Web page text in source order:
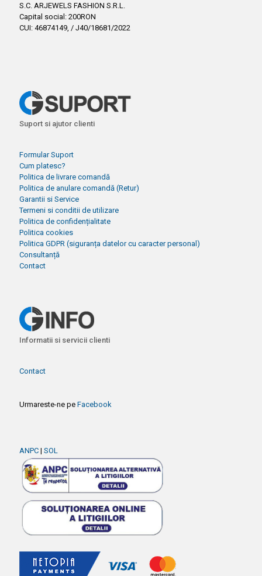
S.C. ARJEWELS FASHION S.R.L.
Capital social: 200RON
CUI: 46874149, / J40/18681/2022
Suport si ajutor clienti
Formular Suport
Cum platesc?
Politica de livrare comandă
Politica de anulare comandă (Retur)
Garantii si Service
Termeni si conditii de utilizare
Politica de confidențialitate
Politica cookies
Politica GDPR (siguranța datelor cu caracter personal)
Consultanță
Contact
Informatii si servicii clienti
Contact
Urmareste-ne pe Facebook
ANPC | SOL